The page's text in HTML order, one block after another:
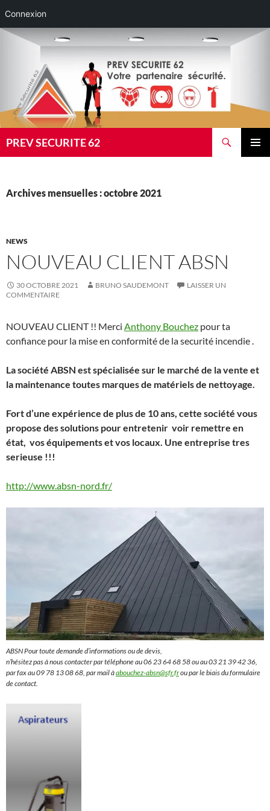
Connexion
Aller
PREV SECURITE 62
Archives mensuelles : octobre 2021
NEWS
NOUVEAU CLIENT ABSN
30 OCTOBRE 2021 BRUNO SAUDEMONT
LAISSER UN
COMMENTAIRE
NOUVEAU CLIENT !! Merci Anthony Bouchez pour ta
confiance pour la mise en conformité de la securité incendie .
Lasociété ABSN est spécialisée sur le marché de la vente et
la maintenance toutes marques de matériels de nettoyage.
Fort d’une expérience de plus de 10 ans, cette société vous
propose des solutions pour entretenir voir remettre en
état, vos équipements et vos locaux. Une entreprise tres
serieuse !!!
http://www.absn-nord.fr/
ABSN Pour toute demande d’informations ou de devis,
n’hésitez pas à nous contacter par téléphone au 06 23 64 68 58 ou au 03 21 39 42 36,
par fax au 09 78 13 08 68, par mail àabouchez-absn@sfr.frou par le biais du formulaire
de contact.